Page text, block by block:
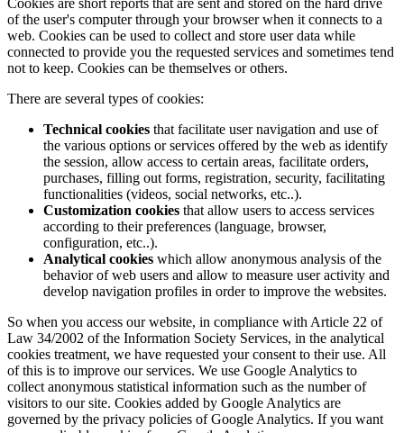
Cookies are short reports that are sent and stored on the hard drive
of the user's computer through your browser when it connects to a
web. Cookies can be used to collect and store user data while
connected to provide you the requested services and sometimes tend
not to keep. Cookies can be themselves or others.
There are several types of cookies:
Technical cookies that facilitate user navigation and use of
the various options or services offered by the web as identify
the session, allow access to certain areas, facilitate orders,
purchases, filling out forms, registration, security, facilitating
functionalities (videos, social networks, etc..).
Customization cookies that allow users to access services
according to their preferences (language, browser,
configuration, etc..).
Analytical cookies which allow anonymous analysis of the
behavior of web users and allow to measure user activity and
develop navigation profiles in order to improve the websites.
So when you access our website, in compliance with Article 22 of
Law 34/2002 of the Information Society Services, in the analytical
cookies treatment, we have requested your consent to their use. All
of this is to improve our services. We use Google Analytics to
collect anonymous statistical information such as the number of
visitors to our site. Cookies added by Google Analytics are
governed by the privacy policies of Google Analytics. If you want